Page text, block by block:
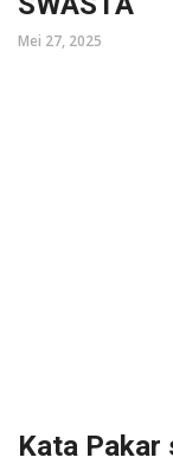
Mei 27, 2025
Kata Pakar